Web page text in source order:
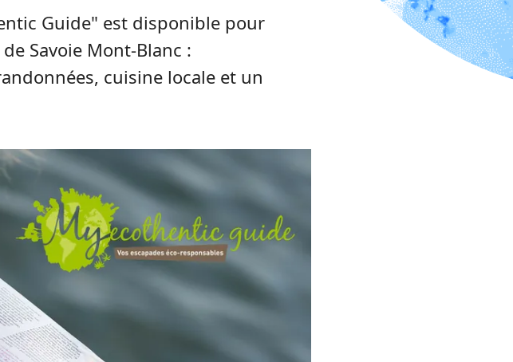
Guide" est disponible pour
Savoie Mont-Blanc :
cuisine locale et un